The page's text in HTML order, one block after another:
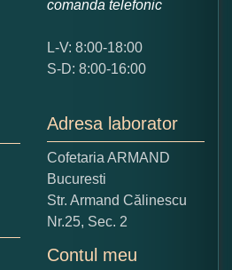
produs?
5
din imagine:
comanda telefonic
L-V: 8:00-18:00
S-D: 8:00-16:00
Adresa laborator
Cofetaria ARMAND
Bucuresti
Str. Armand Călinescu
Nr.25, Sec. 2
Contul meu